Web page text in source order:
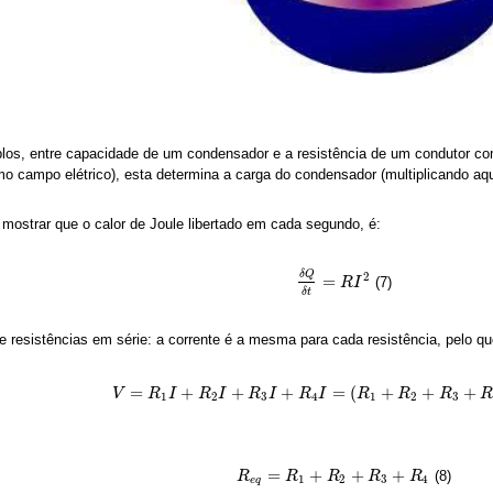
entre capacidade de um condensador e a resistência de um condutor
campo elétrico), esta determina a carga do condensador (multiplicando
que o calor de Joule libertado em cada segundo, é:
δQ
δt = RI 2
δQδ t= RI2 (7)
resistências em série: a corrente é a mesma para cada resistência, pelo
V = R1 I + R2 I + R3 I + R4 I = ( R1 + R2 + R3 + R
V= R1I+R2 I+R3I+R4I =(R1 +R 2+R3 +R 4)I≡ReqI
Req = R1 + R2 + R3 + R4
Req =R 1+R 2+ R3+ R4 (8)